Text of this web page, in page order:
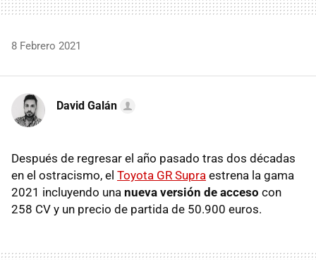
8 Febrero 2021
David Galán
Después de regresar el año pasado tras dos décadas
en el ostracismo, el Toyota GR Supra estrena la gama
2021 incluyendo una nueva versión de acceso con
258 CV y un precio de partida de 50.900 euros.